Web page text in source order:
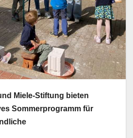
Miele-Stiftung bieten
Sommerprogramm für